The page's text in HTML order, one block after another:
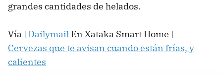
grandes cantidades de helados.
Vía | Dailymail En Xataka Smart Home |
Cervezas que te avisan cuando están frías, y
calientes